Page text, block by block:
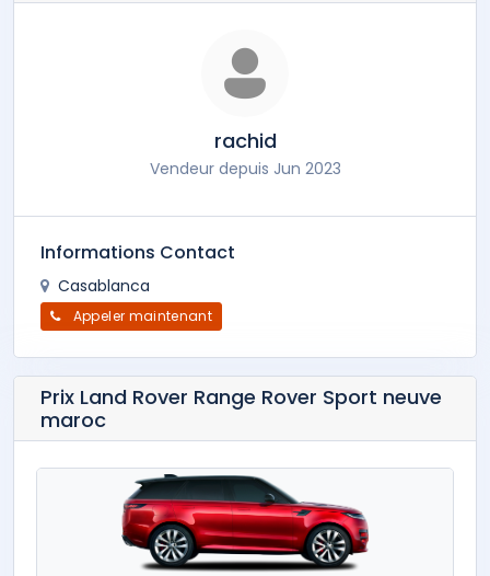
rachid
Vendeur depuis Jun 2023
Informations Contact
Casablanca
Appeler maintenant
Prix Land Rover Range Rover Sport neuve
maroc